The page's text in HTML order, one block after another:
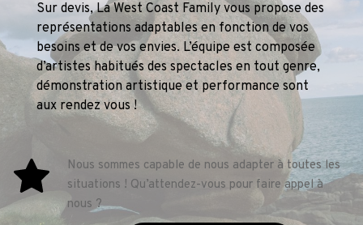
Sur devis, La West Coast Family vous propose des
représentations adaptables en fonction de vos
besoins et de vos envies. L’équipe est composée
d’artistes habitués des spectacles en tout genre,
démonstration artistique et performance sont
aux rendez vous !
Nous sommes capable de nous adapter à toutes les
situations ! Qu’attendez-vous pour faire appel à
nous ?